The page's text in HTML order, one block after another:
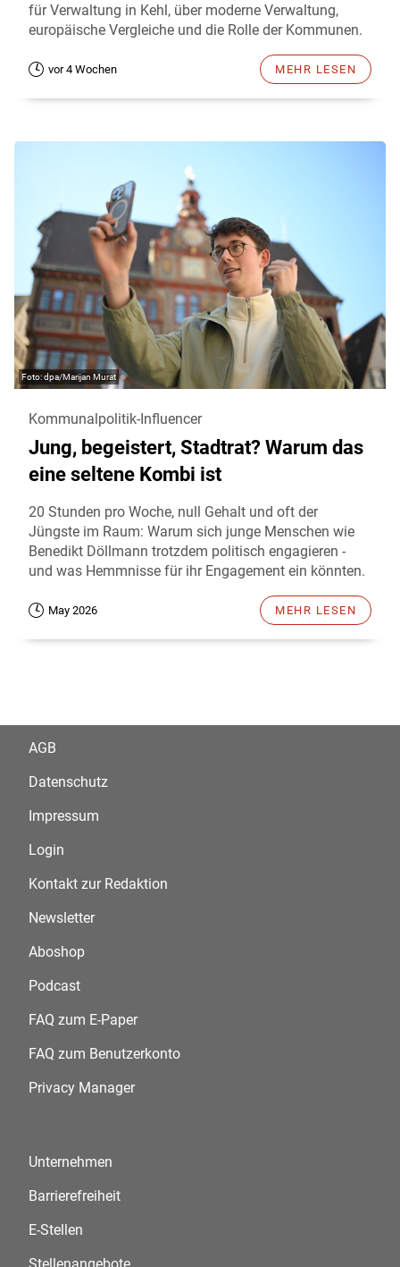
für Verwaltung in Kehl, über moderne Verwaltung,
europäische Vergleiche und die Rolle der Kommunen.
vor 4 Wochen MEHR LESEN
dpa/Marijan Murat
Kommunalpolitik-Influencer
Jung, begeistert, Stadtrat? Warum das
eine seltene Kombi ist
20 Stunden pro Woche, null Gehalt und oft der
Jüngste im Raum: Warum sich junge Menschen wie
Benedikt Döllmann trotzdem politisch engagieren -
und was Hemmnisse für ihr Engagement ein könnten.
May 2026 MEHR LESEN
AGB
Datenschutz
Impressum
Login
Kontakt zur Redaktion
Newsletter
Aboshop
Podcast
FAQ zum E-Paper
FAQ zum Benutzerkonto
Privacy Manager
Unternehmen
Barrierefreiheit
E-Stellen